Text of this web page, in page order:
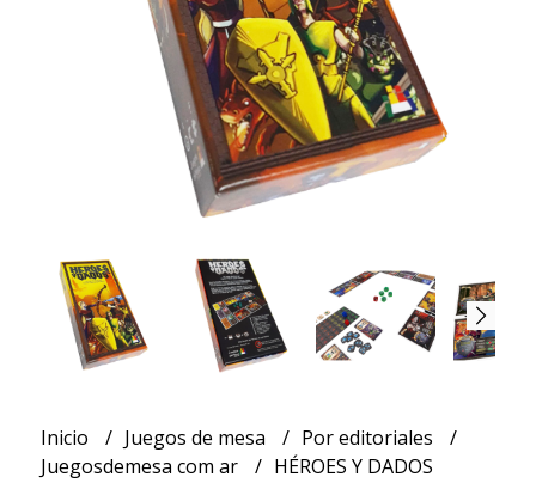
Inicio Juegos de mesa
Por editoriales
Juegosdemesa com ar
HÉROES Y DADOS